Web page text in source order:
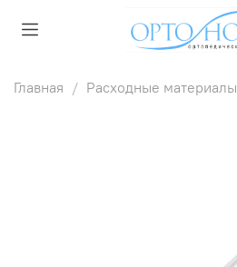
Главная Расходные материалы